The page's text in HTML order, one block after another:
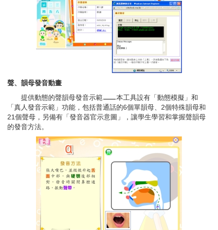
聲、韻母發音動畫
提供動態的聲韻母發音示範
本工具設有「動態模擬」和
「真人發音示範」功能，包括普通話的6個單韻母、2個特殊韻母和
21個聲母，另備有「發音器官示意圖」，讓學生學習和掌握聲韻母
的發音方法。